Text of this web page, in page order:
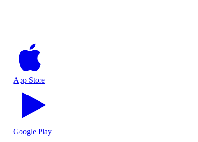
App Store
Google Play